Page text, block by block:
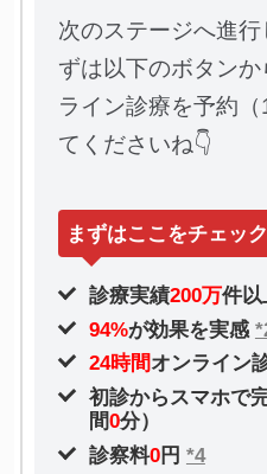
次のステージへ進
ずは以下のボタン
ライン診療を予約
てくださいね👇
まずはここをチェッ
診療実績200万件以
94%が効果を実感
24時間オンライン
初診からスマホで
間0分）
診察料0円 *4